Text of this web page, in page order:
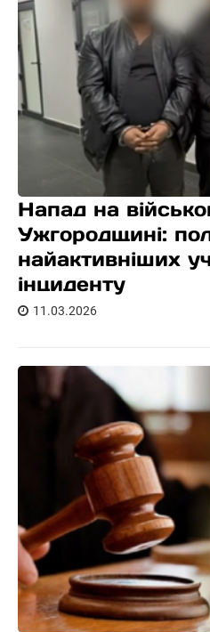
Напад на
Ужгородщині:
найактивніших
інциденту
11.03.2026